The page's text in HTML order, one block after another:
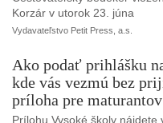
Korzár v utorok 23. júna
Vydavateľstvo Petit Press, a.s.
Ako podať prihlášku
kde vás vezmú bez
príloha pre maturantov
Prílohu Vysoké školy nájdete